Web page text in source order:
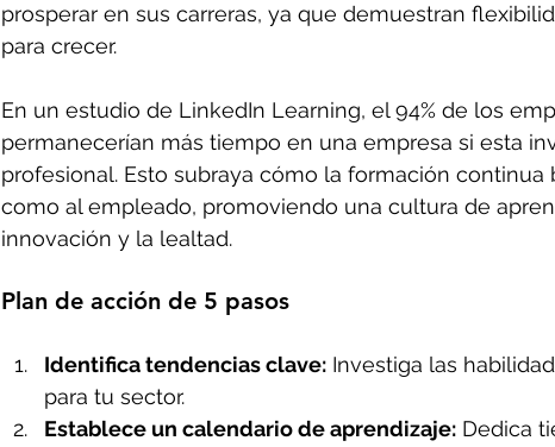
prosperar en sus carreras, ya que demuestran
para crecer.
En un estudio de LinkedIn Learning, el 94% de los
permanecerían más tiempo en una empresa si esta
profesional. Esto subraya cómo la formación
como al empleado, promoviendo una cultura de
innovación y la lealtad.
Plan de acción de 5 pasos
Identifica tendencias clave: Investiga las
para tu sector.
Establece un calendario de aprendizaje: Dedica